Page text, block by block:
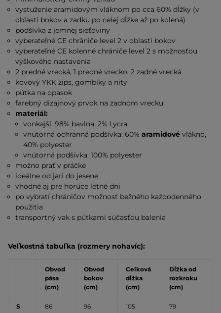
vystuženie aramidovým vláknom po cca 60% dĺžky (v
oblasti bokov a zadku po celej dĺžke až po kolená)
podšívka z jemnej sieťoviny
vyberateľné CE chrániče level 2 v oblasti bokov
vyberateľné CE kolenné chrániče level 2 s možnosťou
výškového nastavenia
2 predné vrecká, 1 predné vrecko, 2 zadné vrecká
kovový YKK zips, gombíky a nity
pútka na opasok
farebný dizajnový prvok na zadnom vrecku
materiál:
vonkajší: 98% bavlna, 2% Lycra
vnútorná ochranná podšívka: 60% aramidovévlákno,
40% polyester
vnútorná podšívka: 100% polyester
možno prať v práčke
ideálne od jari do jesene
vhodné aj pre horúce letné dni
po vybratí chráničov možnosť bežného každodenného
použitia
transportný vak s pútkami súčasťou balenia
Veľkostná tabuľka (rozmery nohavíc):
Obvod
pása
(cm)
Obvod
bokov
(cm)
Celková
dĺžka
(cm)
Dĺžka od
rozkroku
(cm)
S 86 96 105 79